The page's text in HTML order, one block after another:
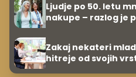
Ljudje po 50. letu
nakupe – razlog je
Zakaj nekateri
hitreje od svojih